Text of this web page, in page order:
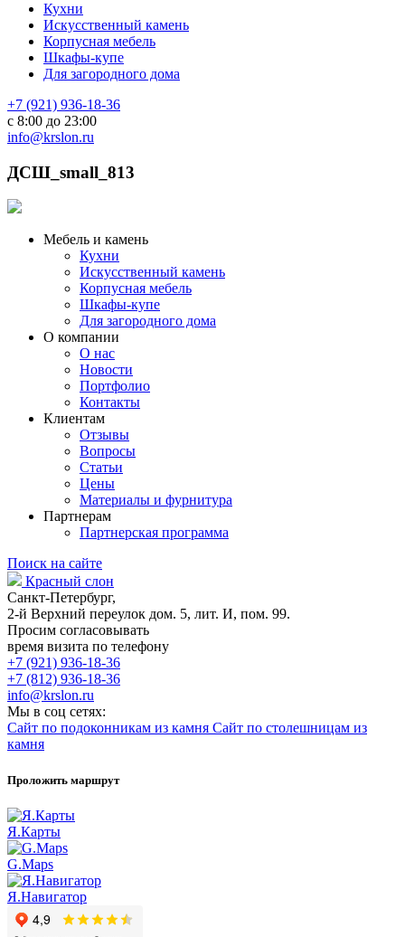
Кухни
Искусственный камень
Корпусная мебель
Шкафы-купе
Для загородного дома
+7 (921) 936-18-36
с 8:00 до 23:00
info@krslon.ru
ДСШ_small_813
Мебель и камень
Кухни
Искусственный камень
Корпусная мебель
Шкафы-купе
Для загородного дома
О компании
О нас
Новости
Портфолио
Контакты
Клиентам
Отзывы
Вопросы
Статьи
Цены
Материалы и фурнитура
Партнерам
Партнерская программа
Поиск на сайте
Красный слон
Санкт-Петербург,
2-й Верхний переулок дом. 5, лит. И, пом. 99.
Просим согласовывать
время визита по телефону
+7 (921) 936-18-36
+7 (812) 936-18-36
info@krslon.ru
Мы в соц сетях:
Сайт по подоконникам из камня Сайт по столешницам из
камня
Проложить маршрут
Я.Карты
G.Maps
Я.Навигатор